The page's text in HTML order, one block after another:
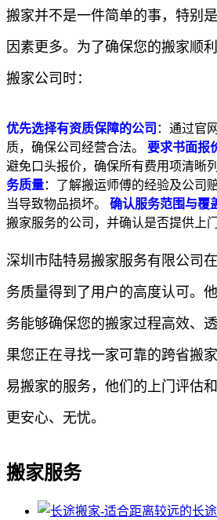
搬家并不是一件简单的事，特别
因素更多。为了确保您的搬家顺
搬家公司时：
优先选择有资质保障的公司 ：通过官
质，确保公司经营合法。 要求书面报
避免口头报价，确保所有费用项清晰
务质量：了解搬运师傅的经验及公司
当导致物品损坏。 确认服务范围与覆
搬家服务的公司，并确认是否提供上门
深圳市陆特易搬家服务有限公司
务质量得到了用户的高度认可。
务能够确保您的搬家过程高效、
果您正在寻找一家可靠的跨省搬
易搬家的服务，他们的上门评估
更安心、无忧。
搬家服务